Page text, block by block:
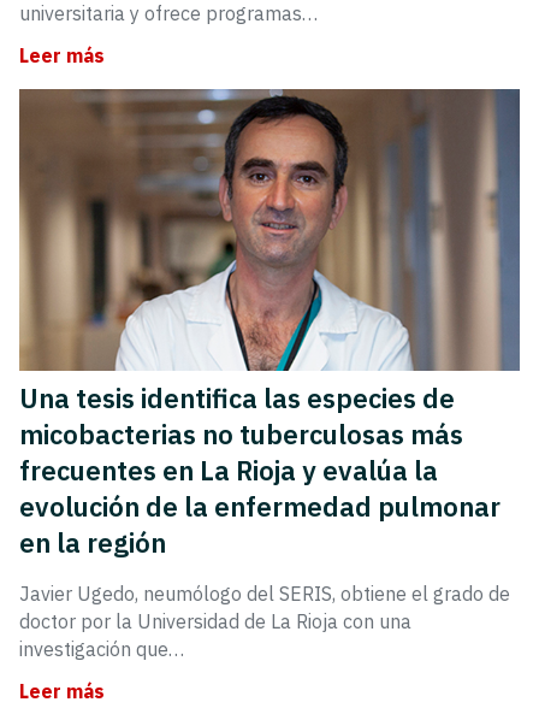
universitaria y ofrece programas…
Leer más
Una tesis identifica las especies de
micobacterias no tuberculosas más
frecuentes en La Rioja y evalúa la
evolución de la enfermedad pulmonar
en la región
Javier Ugedo, neumólogo del SERIS, obtiene el grado de
doctor por la Universidad de La Rioja con una
investigación que…
Leer más